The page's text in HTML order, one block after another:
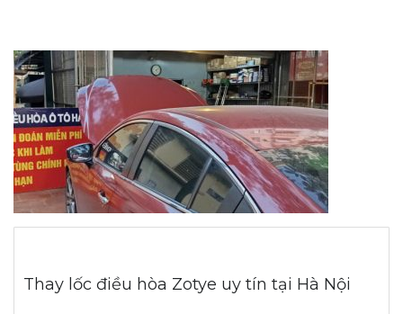
Thay lốc điều hòa Zotye uy tín tại Hà Nội